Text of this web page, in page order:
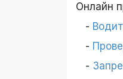
Онлайн